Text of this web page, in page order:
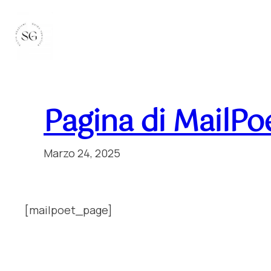
contenuto
Pagina di
Marzo 24, 2025
[mailpoet_page]